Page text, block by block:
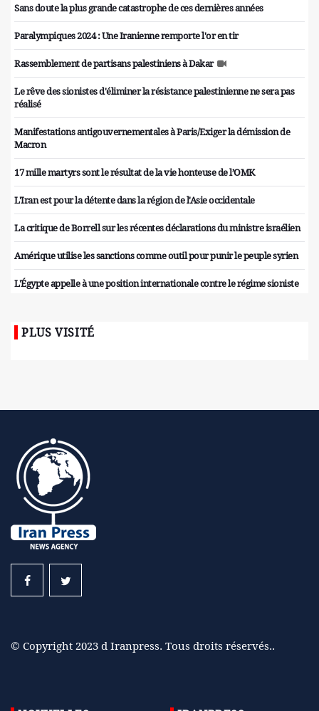
Sans doute la plus grande catastrophe de ces dernières années
Paralympiques 2024 : Une Iranienne remporte l'or en tir
Rassemblement de partisans palestiniens à Dakar
Le rêve des sionistes d'éliminer la résistance palestinienne ne sera pas
réalisé
Manifestations antigouvernementales à Paris/Exiger la démission de
Macron
17 mille martyrs sont le résultat de la vie honteuse de l’OMK
L'Iran est pour la détente dans la région de l'Asie occidentale
La critique de Borrell sur les récentes déclarations du ministre israélien
Amérique utilise les sanctions comme outil pour punir le peuple syrien
L'Égypte appelle à une position internationale contre le régime sioniste
PLUS VISITÉ
© Copyright 2023 d Iranpress. Tous droits réservés..